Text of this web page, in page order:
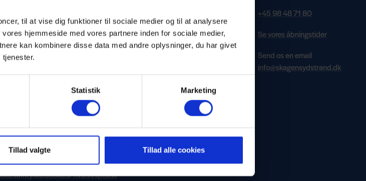
til at vise dig funktioner til sociale medier og til at analysere
hjemmeside med vores partnere inden for sociale medier,
kan kombinere disse data med andre oplysninger, du har givet
Statistik Marketing
Tillad valgte Tillad alle cookies
Camping
Ålbækvej 288
DK–9982 Ålbæk
+45 98 48 71 80
Se vores åbningstider
Send os en email
info@skagensydstrand.dk
CookiesPrivatlivspolitik